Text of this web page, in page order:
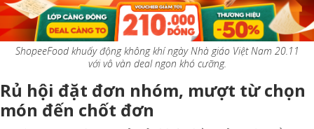
ShopeeFood khuấy động không khí ngày Nhà giáo Việt Nam 20.11
với vô vàn deal ngon khó cưỡng.
Rủ hội đặt đơn nhóm, mượt từ chọn
món đến chốt đơn